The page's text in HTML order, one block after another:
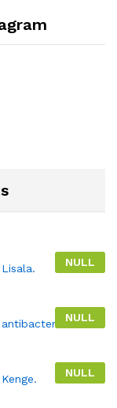
NULL
NULL
NULL